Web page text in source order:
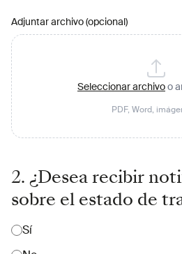
Adjuntar archivo (opcional)
Seleccionar archivoo
PDF, Word,
2. ¿Desea recibir
sobre el estado de
Sí